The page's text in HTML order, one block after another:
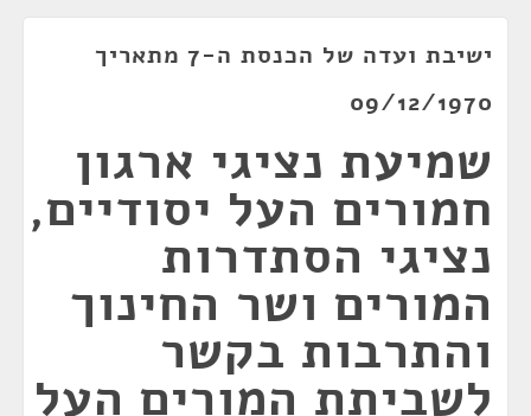
ישיבת ועדה של הכנסת ה-7 מתאריך
09/12/1970
שמיעת נציגי ארגון
חמורים העל יסודיים,
נציגי הסתדרות
המורים ושר החינוך
והתרבות בקשר
לשביתת המורים העל